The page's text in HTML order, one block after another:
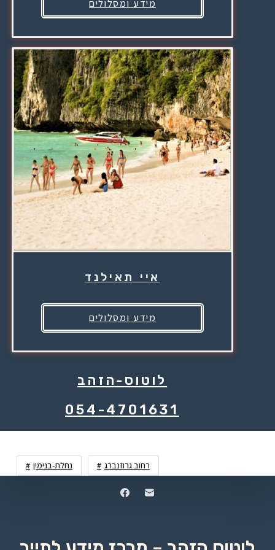
מידע ומסלולים
איי תאילנד
מידע ומסלולים
לוטוס-הזהב
054-4701631
נחלת-בנימין רחוב גרוזנברג